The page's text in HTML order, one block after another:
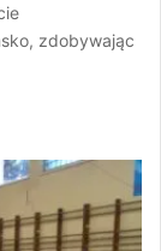
zdobywając